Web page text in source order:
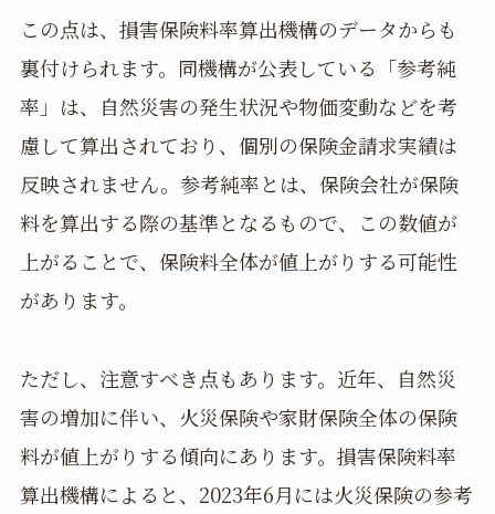
この点は、損害保険料率算出機構のデータからも
裏付けられます。同機構が公表している「参考純
率」は、自然災害の発生状況や物価変動などを考
慮して算出されており、個別の保険金請求実績は
反映されません。参考純率とは、保険会社が保険
料を算出する際の基準となるもので、この数値が
上がることで、保険料全体が値上がりする可能性
があります。
ただし、注意すべき点もあります。近年、自然災
害の増加に伴い、火災保険や家財保険全体の保険
料が値上がりする傾向にあります。損害保険料率
算出機構によると、2023年6月には火災保険の参考